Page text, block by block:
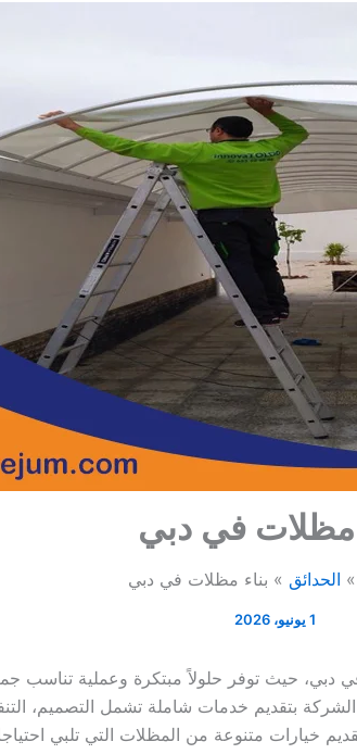
مظلات في دبي
الحدائق بناء مظلات في دبي
1 يونيو، 2026
حيث توفر حلولاً مبتكرة وعملية تناسب
بتقديم خدمات شاملة تشمل التصميم،
خيارات متنوعة من المظلات التي تلبي